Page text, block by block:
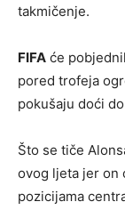
takmičenje.
FIFA će
pored trofeja
pokušaju doći
Što se tiče
ovog ljeta jer on
pozicijama